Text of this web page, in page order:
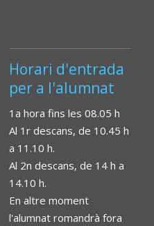
Horari d'entrada
per a l'alumnat
1a hora fins les 08.05 h
Al 1r descans, de 10.45 h
a 11.10 h.
Al 2n descans, de 14 h a
14.10 h.
En altre moment
l'alumnat romandrà fora